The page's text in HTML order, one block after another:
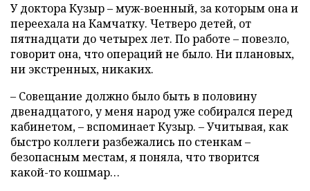
У доктора Кузыр – муж-военный, за которым она и
переехала на Камчатку. Четверо детей, от
пятнадцати до четырех лет. По работе – повезло,
говорит она, что операций не было. Ни плановых,
ни экстренных, никаких.
– Совещание должно было быть в половину
двенадцатого, у меня народ уже собирался перед
кабинетом, – вспоминает Кузыр. – Учитывая, как
быстро коллеги разбежались по стенкам –
безопасным местам, я поняла, что творится
какой-то кошмар…